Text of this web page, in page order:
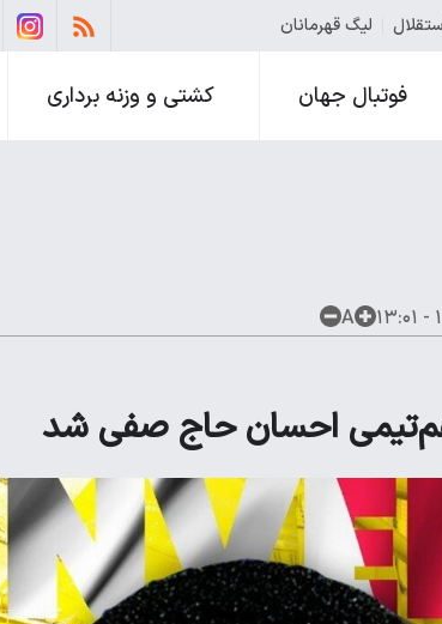
لیگ قهرمانان
فوتبال جهان کشتی و وزنه برداری
A
احسان حاج صفی شد